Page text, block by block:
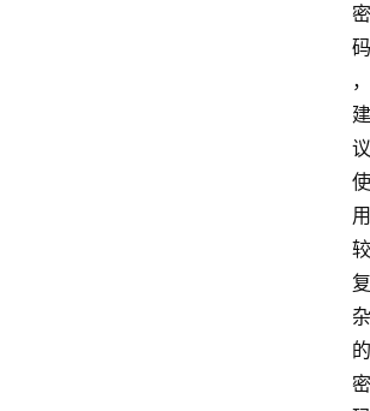
密
码
，
建
议
使
用
较
复
杂
的
密